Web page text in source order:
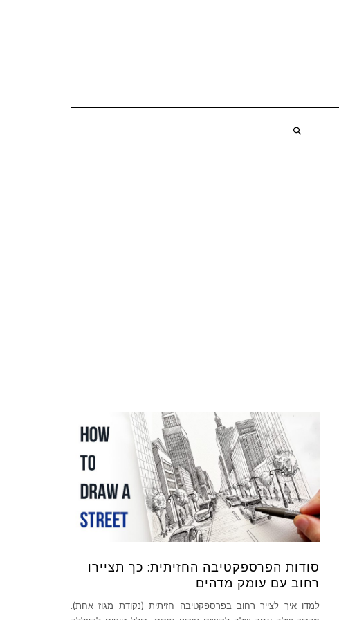
סודות הפרספקטיבה החזיתית: כך תציירו
רחוב עם עומק מדהים
למדו איך לצייר רחוב בפרספקטיבה חזיתית (נקודת מגוז אחת).